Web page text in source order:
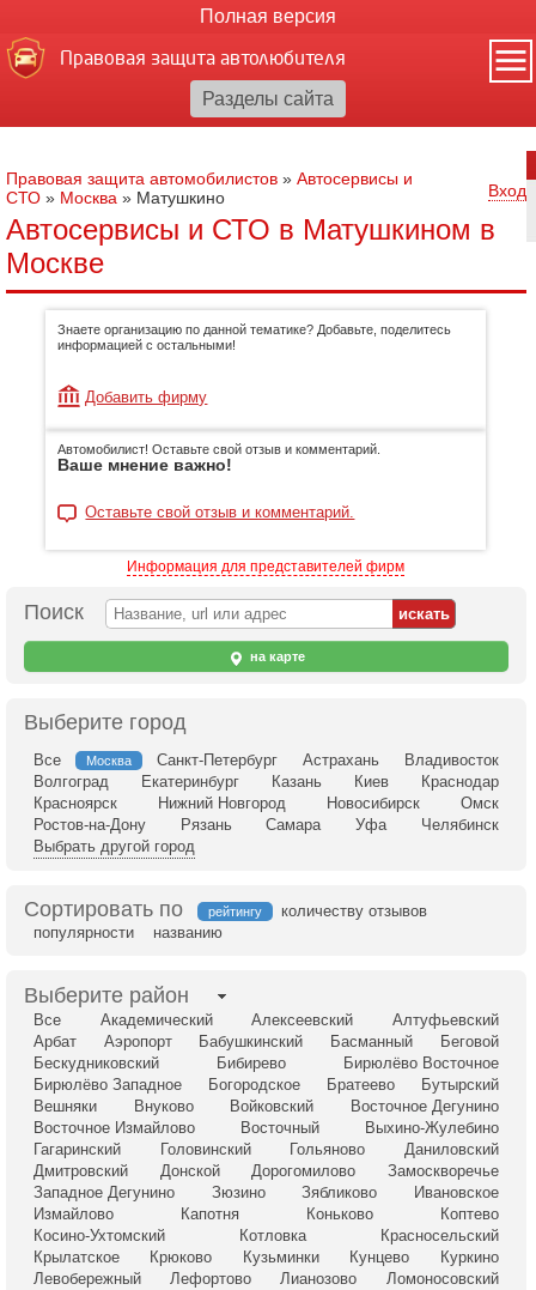
Полная версия
Правовая защита автолюбителя
Правовая защита автомобилистов » Автосервисы и
СТО » Москва » Матушкино Вход
Автосервисы и СТО в Матушкином в
Москве
Знаете организацию по данной тематике? Добавьте, поделитесь
информацией с остальными!
Добавить фирму
Автомобилист! Оставьте свой отзыв и комментарий.
Ваше мнение важно!
Оставьте свой отзыв и комментарий.
Информация для представителей фирм
Поиск
на карте
Выберите город
Все Москва Санкт-Петербург Астрахань
Владивосток
Волгоград
Екатеринбург Казань Киев
Краснодар
Красноярск
Нижний Новгород Новосибирск
Омск
Ростов-на-Дону
Рязань Самара Уфа
Челябинск
Выбрать другой город
Сортировать по рейтингу
количеству отзывов
популярности
названию
Выберите район
Все Академический Алексеевский
Алтуфьевский
Арбат
Аэропорт Бабушкинский Басманный
Беговой
Бескудниковский
Бибирево
Бирюлёво Восточное
Бирюлёво Западное
Богородское Братеево
Бутырский
Вешняки
Внуково Войковский
Восточное Дегунино
Восточное Измайлово
Восточный
Выхино-Жулебино
Гагаринский
Головинский Гольяново
Даниловский
Дмитровский
Донской Дорогомилово
Замоскворечье
Западное Дегунино
Зюзино Зябликово
Ивановское
Измайлово
Капотня Коньково
Коптево
Косино-Ухтомский
Котловка
Красносельский
Крылатское
Крюково Кузьминки Кунцево
Куркино
Левобережный
Лефортово Лианозово
Ломоносовский